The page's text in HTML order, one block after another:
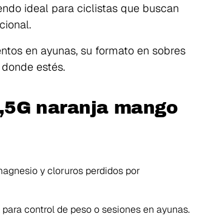
ideal para ciclistas que buscan
en ayunas, su formato en sobres
estés.
naranja mango
y cloruros perdidos por
control de peso o sesiones en ayunas.